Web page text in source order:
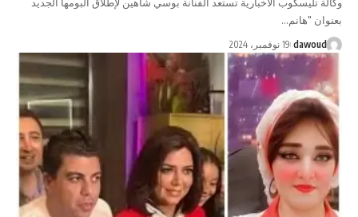
"هانم…
dawoud 19 نوفمبر، 2024